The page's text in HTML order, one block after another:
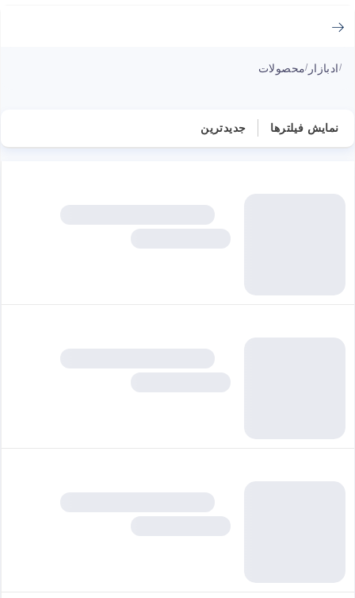
/ادبازار /محصولات
نمایش فیلترها جدیدترین